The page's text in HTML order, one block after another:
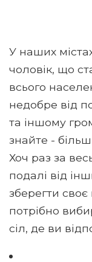
У наших
чоловік, що
всього
недобре від
та іншому
знайте -
Хоч раз за
подалі від
зберегти
потрібно
сіл, де ви